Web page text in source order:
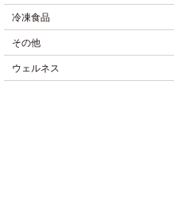
冷凍食品
その他
ウェルネス